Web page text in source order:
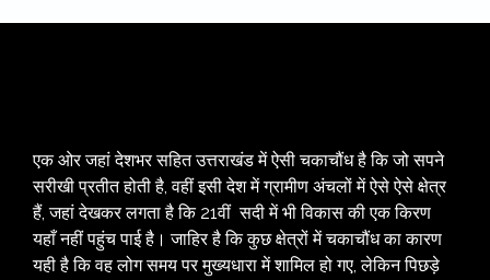
एक ओर जहां देशभर सहित उत्तराखंड में ऐसी चकाचौंध है कि जो सपने
सरीखी प्रतीत होती है, वहीं इसी देश में ग्रामीण अंचलों में ऐसे ऐसे क्षेत्र
हैं, जहां देखकर लगता है कि 21वीं सदी में भी विकास की एक किरण
यहाँ नहीं पहुंच पाई है। जाहिर है कि कुछ क्षेत्रों में चकाचौंध का कारण
यही है कि वह लोग समय पर मुख्यधारा में शामिल हो गए, लेकिन पिछड़े